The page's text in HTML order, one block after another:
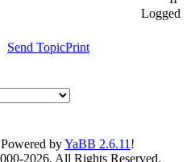
Logged
Send TopicPrint
byYaBB 2.6.11 !
2026. All Rights Reserved.